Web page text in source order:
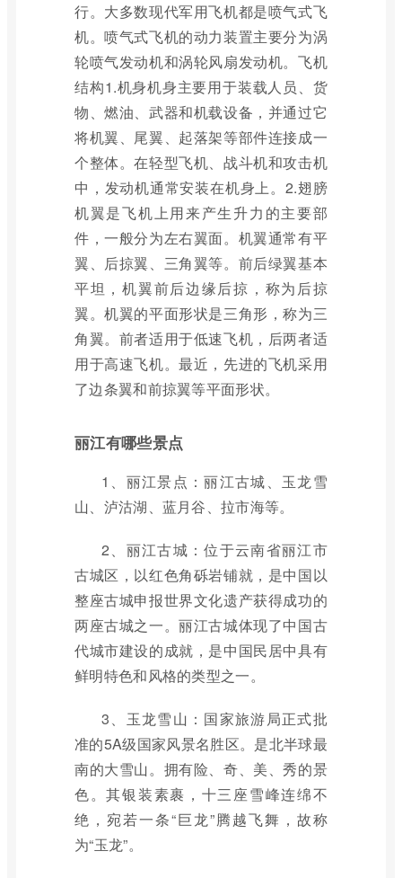
行。大多数现代军用飞机都是喷气式飞
机。喷气式飞机的动力装置主要分为涡
轮喷气发动机和涡轮风扇发动机。飞机
结构1.机身机身主要用于装载人员、货
物、燃油、武器和机载设备，并通过它
将机翼、尾翼、起落架等部件连接成一
个整体。在轻型飞机、战斗机和攻击机
中，发动机通常安装在机身上。2.翅膀
机翼是飞机上用来产生升力的主要部
件，一般分为左右翼面。机翼通常有平
翼、后掠翼、三角翼等。前后绿翼基本
平坦，机翼前后边缘后掠，称为后掠
翼。机翼的平面形状是三角形，称为三
角翼。前者适用于低速飞机，后两者适
用于高速飞机。最近，先进的飞机采用
了边条翼和前掠翼等平面形状。
丽江有哪些景点
1、丽江景点：丽江古城、玉龙雪
山、泸沽湖、蓝月谷、拉市海等。
2、丽江古城：位于云南省丽江市
古城区，以红色角砾岩铺就，是中国以
整座古城申报世界文化遗产获得成功的
两座古城之一。丽江古城体现了中国古
代城市建设的成就，是中国民居中具有
鲜明特色和风格的类型之一。
3、玉龙雪山：国家旅游局正式批
准的5A级国家风景名胜区。是北半球最
南的大雪山。拥有险、奇、美、秀的景
色。其银装素裹，十三座雪峰连绵不
绝，宛若一条“巨龙”腾越飞舞，故称
为“玉龙”。